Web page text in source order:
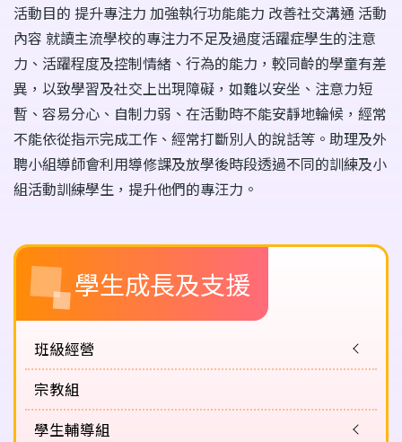
活動目的 提升專注力 加強執行功能能力 改善社交溝通 活動
內容 就讀主流學校的專注力不足及過度活躍症學生的注意
力、活躍程度及控制情緒、行為的能力，較同齡的學童有差
異，以致學習及社交上出現障礙，如難以安坐、注意力短
暫、容易分心、自制力弱、在活動時不能安靜地輪候，經常
不能依從指示完成工作、經常打斷別人的說話等。助理及外
聘小組導師會利用導修課及放學後時段透過不同的訓練及小
組活動訓練學生，提升他們的專汪力。
Main
navigation
學生成長及支援
班級經營
宗教組
學生輔導組